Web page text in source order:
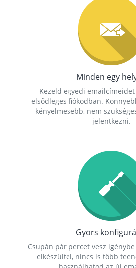
Minden egy
Kezeld egyedi emailcímeidet
elsődleges fiókodban.
kényelmesebb, nem
jelentkezni.
Gyors
Csupán pár percet vesz
elkészültél, nincs is több